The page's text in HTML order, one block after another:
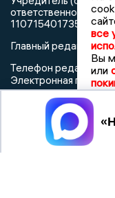
1107154017354)
Главный редактор:
Телефон редакции:
Электронная почта
Регистрационный
ноября 2021 г.
выдана
информационных
все
Вы
или